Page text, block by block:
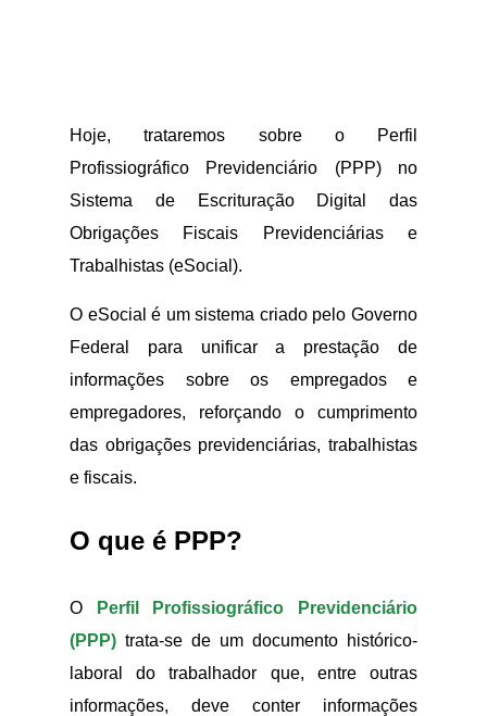
Hoje, trataremos sobre o Perfil
Profissiográfico Previdenciário (PPP) no
Sistema de Escrituração Digital das
Obrigações Fiscais Previdenciárias e
Trabalhistas (eSocial).
O eSocial é um sistema criado pelo Governo
Federal para unificar a prestação de
informações sobre os empregados e
empregadores, reforçando o cumprimento
das obrigações previdenciárias, trabalhistas
e fiscais.
O que é PPP?
O
Perfil Profissiográfico Previdenciário
(PPP) trata-se de um documento histórico-
laboral do trabalhador que, entre outras
informações, deve conter informações